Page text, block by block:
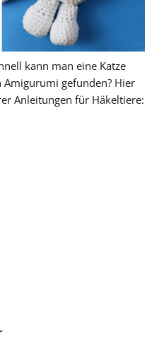
kann man eine Katze
Amigurumi gefunden? Hier
Anleitungen für Häkeltiere: